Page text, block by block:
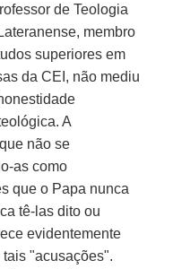
de Teologia
membro
superiores em
da CEI, não mediu
A
não se
as como
que o Papa nunca
tê-las dito ou
evidentemente
"acusações".